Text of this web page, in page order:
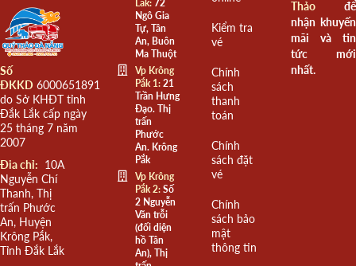
Số
ĐKKD 6000651891
do Sở KHĐT tỉnh
Đắk Lắk cấp ngày
25 tháng 7 năm
2007
Đia chỉ: 10A
Nguyễn Chí
Thanh, Thị
trấn Phước
An, Huyện
Krông Pắk,
Tỉnh Đắk Lắk
Lắk:72
Ngô Gia
Tự, Tân
An, Buôn
Ma Thuột
Vp Krông
Pắk 1:21
Trần Hưng
Đạo. Thị
trấn
Phước
An. Krông
Pắk
Vp Krông
Pắk 2:Số
2 Nguyễn
Văn trỗi
(đối diện
hồ Tân
An), Thị
Kiểm tra
vé
Chính
sách
thanh
toán
Chính
sách đặt
vé
Chính
sách bảo
mật
thông tin
Thảođể
nhận khuyến
mãi và tin
tức mới
nhất.